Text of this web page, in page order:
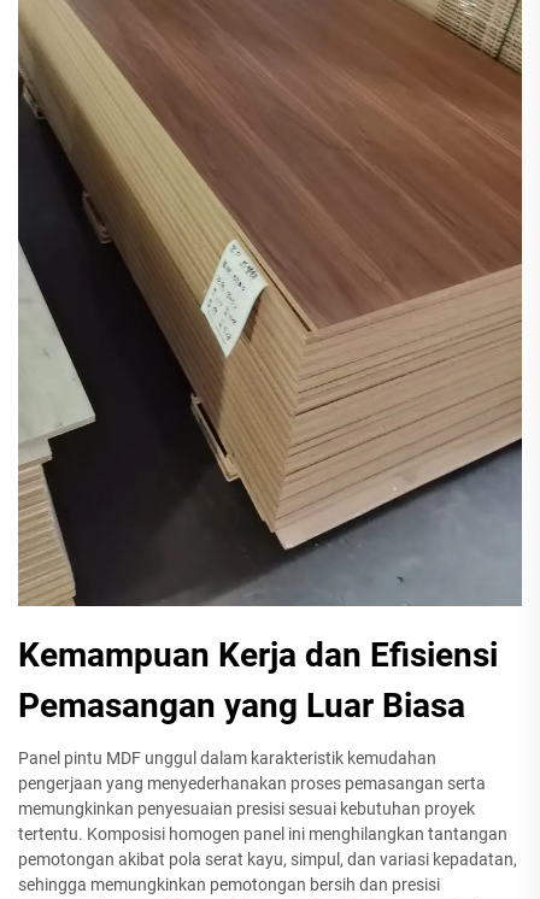
Kemampuan Kerja dan Efisiensi
Pemasangan yang Luar Biasa
Panel pintu MDF unggul dalam karakteristik kemudahan
pengerjaan yang menyederhanakan proses pemasangan serta
memungkinkan penyesuaian presisi sesuai kebutuhan proyek
tertentu. Komposisi homogen panel ini menghilangkan tantangan
pemotongan akibat pola serat kayu, simpul, dan variasi kepadatan,
sehingga memungkinkan pemotongan bersih dan presisi